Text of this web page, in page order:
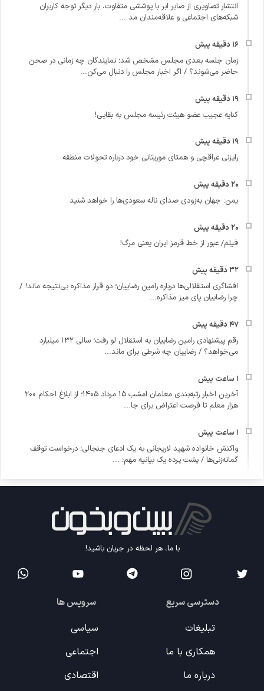
انتشار تصاویری از صابر ابر با پوششی متفاوت، بار دیگر توجه کاربران
شبکه‌های اجتماعی و علاقه‌مندان مد ...
زمان جلسه بعدی مجلس مشخص شد؛ نمایندگان چه زمانی در صحن
حاضر می‌شوند؟ / اگر اخبار مجلس را دنبال می‌کن...
کنایه عجیب عضو هیئت رئیسه مجلس به بقایی!
رایزنی عراقچی و همتای موریتانی خود درباره تحولات منطقه
یمن: جهان به‌زودی صدای ناله سعودی‌ها را خواهد شنید
فیلم/ عبور از خط قرمز ایران یعنی مرگ!
افشاگری استقلالی‌ها درباره رامین رضاییان؛ دو قرار مذاکره بی‌نتیجه ماند! /
چرا رضاییان پای میز مذاکره...
رقم پیشنهادی رامین رضاییان به استقلال لو رفت؛ سالی ۱۳۲ میلیارد
می‌خواهد؟ / رضاییان چه شرطی برای ماند...
آخرین اخبار رتبه‌بندی معلمان امشب ۱۵ مرداد ۱۴۰۵؛ از ابلاغ احکام ۲۰۰
هزار معلم تا فرصت اعتراض برای جا...
واکنش خانواده شهید لاریجانی به یک ادعای جنجالی؛ درخواست توقف
گمانه‌زنی‌ها / پشت پرده یک بیانیه مهم؛ ...
با ما، هر لحظه در جریان باشید!
دسترسی سریع
تبلیغات
همکاری با ما
درباره ما
سرویس ها
سیاسی
اجتماعی
اقتصادی